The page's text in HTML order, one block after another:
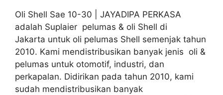
Oli Shell Sae 10-30 | JAYADIPA PERKASA
adalah Suplaier pelumas & oli Shell di
Jakarta untuk oli pelumas Shell semenjak tahun
2010. Kami mendistribusikan banyak jenis oli &
pelumas untuk otomotif, industri, dan
perkapalan. Didirikan pada tahun 2010, kami
sudah mendistribusikan banyak